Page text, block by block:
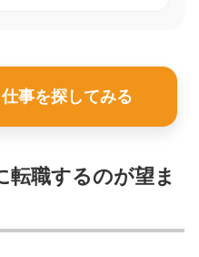
事を探してみる
転職するのが望ま